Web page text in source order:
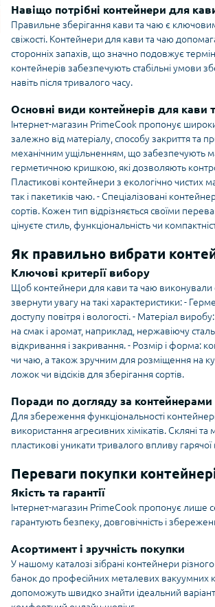
Навіщо потрібні контейнери для
Правильне зберігання кави та чаю є
свіжості. Контейнери для кави та чаю
сторонніх запахів, що значно подовжує
контейнерів забезпечують стабільні умови
навіть після тривалого часу.
Основні види контейнерів для кави
Інтернет-магазин PrimeCook пропонує
залежно від матеріалу, способу закриття та
механічним ущільненням, що забезпечують
герметичною кришкою, які дозволяють
Пластикові контейнери з екологічно чистих
так і пакетиків чаю. - Спеціалізовані
сортів. Кожен тип відрізняється своїми
цінуєте стиль, функціональність чи
Як правильно вибрати
Ключові критерії вибору
Щоб контейнери для кави та чаю
звернути увагу на такі характеристики: -
доступу повітря і вологості. - Матеріал
на смак і аромат, наприклад, нержавіючу
відкривання і закривання. - Розмір і форма:
чи чаю, а також зручним для розміщення на
ложок чи відсіків для зберігання сортів.
Поради по догляду за контейнерами
Для збереження функціональності
використання агресивних хімікатів. Скляні
пластикові уникати тривалого впливу
Переваги покупки
Якість та гарантії
Інтернет-магазин PrimeCook пропонує лише
гарантують безпеку, довговічність і
Асортимент і зручність покупки
У нашому каталозі зібрані контейнери
банок до професійних металевих вакуумних
допоможуть швидко знайти ідеальний